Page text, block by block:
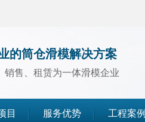
的筒仓滑模解决方案
销售、租赁为一体滑模企业
目 服务优势 工程案例